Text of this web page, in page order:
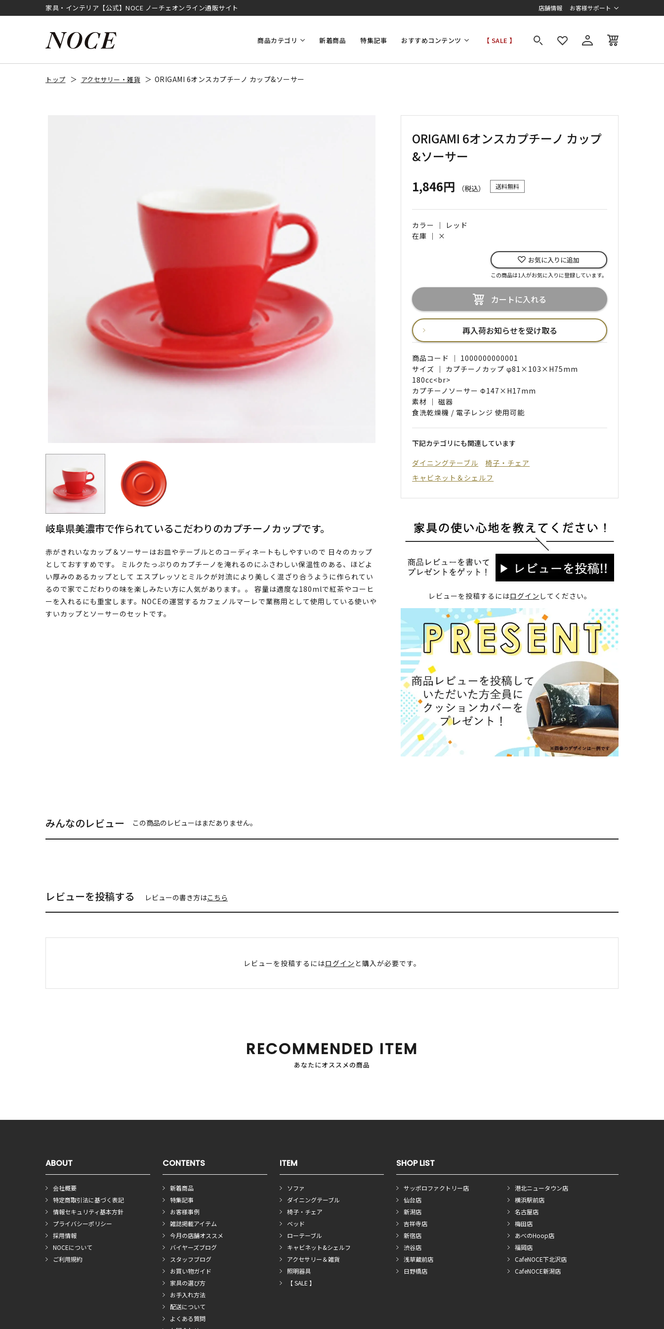
家具・インテリア【公式】NOCE ノーチェオンライン通販サイト 店舗情報 お客様サポート
商品カテゴリ 新着商品 特集記事 おすすめコンテンツ 【 SALE 】
トップ アクセサリー・雑貨 ORIGAMI 6オンスカプチーノ カップ&ソーサー
岐阜県美濃市で作られているこだわりのカプチーノカップです。
赤がきれいなカップ＆ソーサーはお皿やテーブルとのコーディネートもしやすいので 日々のカップ
としておすすめです。 ミルクたっぷりのカプチーノを淹れるのにふさわしい保温性のある、ほどよ
い厚みのあるカップとして エスプレッソとミルクが対流により美しく混ざり合うように作られてい
るので家でこだわりの味を楽しみたい方に人気があります。。 容量は適度な180mlで紅茶やコーヒ
ーを入れるにも重宝します。NOCEの運営するカフェノルマーレで業務用として使用している使いや
すいカップとソーサーのセットです。
ORIGAMI 6オンスカプチーノ カップ
&ソーサー
1,846円
（税込） 送料無料
カラー ｜ レッド
在庫 ｜ ×
お気に入りに追加
この商品は1人がお気に入りに登録しています。
カートに入れる
再入荷お知らせを受け取る
商品コード ｜ 1000000000001
サイズ ｜ カプチーノカップ φ81×103×H75mm
180cc<br>
カプチーノソーサー Φ147×H17mm
素材 ｜ 磁器
食洗乾燥機 / 電子レンジ 使用可能
下記カテゴリにも関連しています
ダイニングテーブル
椅子・チェア
キャビネット＆シェルフ
レビューを投稿するにはログイン してください。
みんなのレビュー この商品のレビューはまだありません。
レビューを投稿する レビューの書き方はこちら
レビューを投稿するにはログイン と購入が必要です。
RECOMMENDED ITEM
あなたにオススメの商品
ABOUT
会社概要
特定商取引法に基づく表記
情報セキュリティ基本方針
プライバシーポリシー
採用情報
NOCEについて
ご利用規約
CONTENTS
新着商品
特集記事
お客様事例
雑誌掲載アイテム
今月の店舗オススメ
バイヤーズブログ
スタッフブログ
お買い物ガイド
家具の選び方
お手入れ方法
配送について
よくある質問
ITEM
ソファ
ダイニングテーブル
椅子・チェア
ベッド
ローテーブル
キャビネット&シェルフ
アクセサリー＆雑貨
照明器具
【 SALE 】
SHOP LIST
サッポロファクトリー店
仙台店
新潟店
吉祥寺店
新宿店
渋谷店
浅草蔵前店
日野橋店
港北ニュータウン店
横浜駅前店
名古屋店
梅田店
あべのHoop店
福岡店
CafeNOCE下北沢店
CafeNOCE新潟店